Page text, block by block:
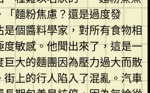
「麵粉焦慮？還是過度發
是個醬料學家，對所有食物相
度敏感。他聞出來了，這是一
巨大的麵團因為壓力過大而散
街上的行人陷入了混亂。汽車